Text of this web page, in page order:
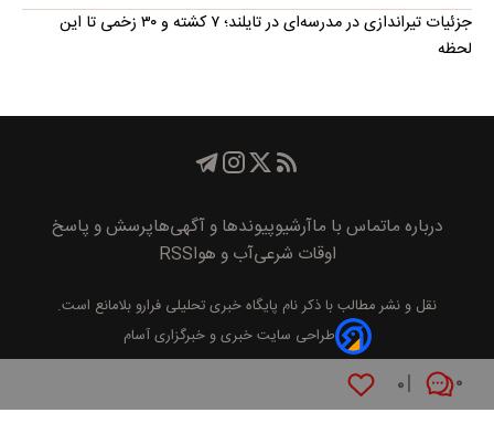
۰ ۰
جزئیات تیراندازی در مدرسه‌ای در تایلند؛ ۷ کشته و ۳۰ زخمی تا این
لحظه
درباره ماتماس با ماآرشیوپیوند‌ها و آگهی‌هاپرسش و پاسخ
اوقات شرعیآب و هواRSS
نقل و نشر مطالب با ذکر نام پايگاه خبری تحليلی فرارو بلامانع است.
طراحی سایت خبری و خبرگزاری آسام